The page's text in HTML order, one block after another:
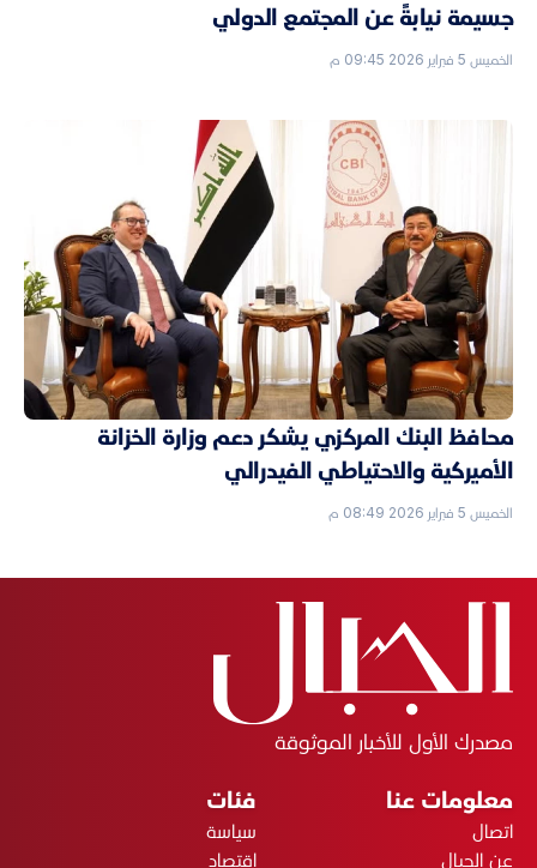
جسيمة نيابةً عن المجتمع الدولي
الخميس 5 فبراير 2026 09:45 م
محافظ البنك المركزي يشكر دعم وزارة الخزانة
الأميركية والاحتياطي الفيدرالي
الخميس 5 فبراير 2026 08:49 م
مصدرك الأول للأخبار الموثوقة
معلومات عنا
اتصال
عن الجبال
فئات
سياسة
اقتصاد